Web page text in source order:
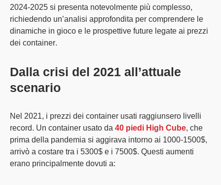
2024-2025 si presenta notevolmente più complesso,
richiedendo un’analisi approfondita per comprendere le
dinamiche in gioco e le prospettive future legate ai prezzi
dei container.
Dalla crisi del 2021 all’attuale
scenario
Nel 2021, i prezzi dei container usati raggiunsero livelli
record. Un container usato da 40 piedi High Cube, che
prima della pandemia si aggirava intorno ai 1000-1500$,
arrivò a costare tra i 5300$ e i 7500$. Questi aumenti
erano principalmente dovuti a: